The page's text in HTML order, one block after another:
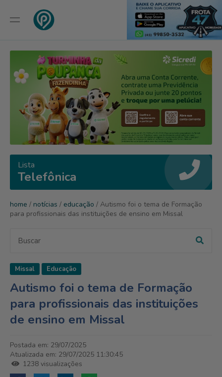
Lista
Telefônica
home / notícias / educação / Autismo foi o tema de Formação
para profissionais das instituições de ensino em Missal
Missal Educação
Autismo foi o tema de Formação
para profissionais das instituições
de ensino em Missal
Postada em: 29/07/2025
Atualizada em: 29/07/2025 11:30:45
1238 visualizações